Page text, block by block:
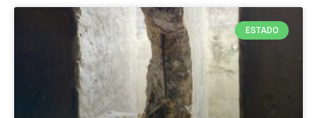
ESTADO